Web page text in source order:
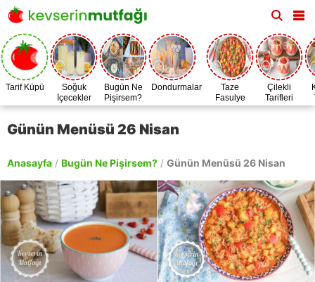
Tarif Küpü
Soğuk
İçecekler
Bugün Ne
Pişirsem?
Dondurmalar
Taze
Fasulye
Zamanı
Çilekli
Tarifleri
Günün Menüsü 26 Nisan
Anasayfa / Bugün Ne Pişirsem? / Günün Menüsü 26 Nisan